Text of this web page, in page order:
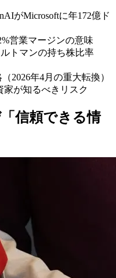
がMicrosoftに年172億ド
営業マージンの意味
トマンの持ち株比率
2026年4月の重大転換）
が知るべきリスク
信頼できる情